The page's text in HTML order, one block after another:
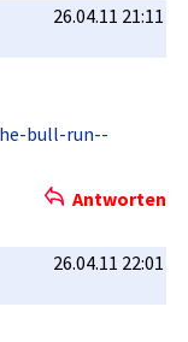
26.04.11 21:11
bull-run-­
Antworten
26.04.11 22:01